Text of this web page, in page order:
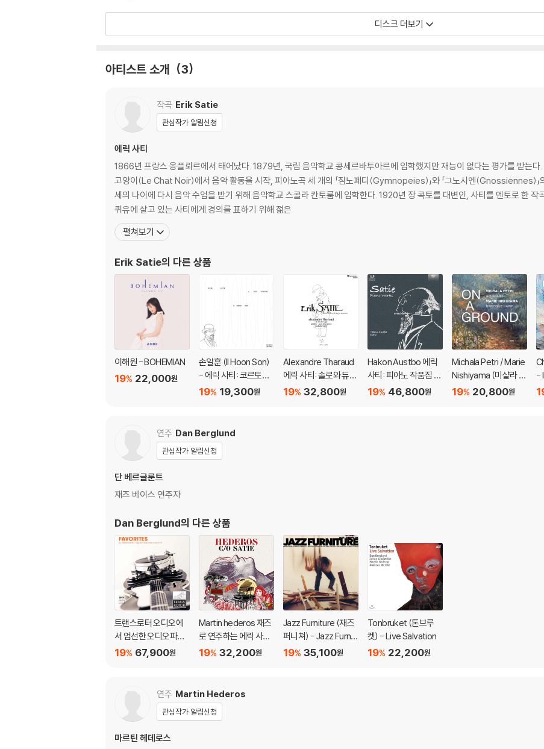
디스크 더보기
아티스트 소개 3
작곡 Erik Satie
관심작가 알림신청
에릭 사티
1866년 프랑스 옹플뢰르에서 태어났다. 1879년, 국립 음악학교 콩세르바투아르에 입학했지만 재능이 없다는 평가를 받는다
고양이(Le Chat Noir)에서 음악 활동을 시작, 피아노곡 세 개의 「짐노페디(Gymnopeies)」와 「그노시엔(Gnossiennes)
세의 나이에 다시 음악 수업을 받기 위해 음악학교 스콜라 칸토룸에 입학한다. 1920년 장 콕토를 대변인, 사티를 멘토로 한 작
퀴유에 살고 있는 사티에게 경의를 표하기 위해 젊은
펼쳐보기
Erik Satie의 다른 상품
이해원 - BOHEMIAN
22,000원
19%
손일훈 (Il Hoon Son)
- 에릭 사티: 코르토가
6번지 (Erik Satie: 6 R
19,300원
19%
Alexandre Tharaud
에릭 사티: 솔로와 듀오
(Erik Satie: Avant-D
32,800원
19%
Hakon Austbo 에릭
사티: 피아노 작품집 (S
atie: Piano Works)
46,800원
19%
Michala Petri / Marie
Nishiyama (미샬라 페
트리 / 니시야마 마리
20,800원
19%
-
연주 Dan Berglund
관심작가 알림신청
단 베르글룬트
재즈 베이스 연주자
Dan Berglund의 다른 상품
트랜스로터 오디오에
서 엄선한 오디오파일
모음집 (Favorites by
67,900원
19%
Martin hederos 재즈
로 연주하는 에릭 사티
모음집 (Hederos C/
32,200원
19%
Jazz Furniture (재즈
퍼니쳐) - Jazz Furnit
ure [2LP]35,100원
19%
Tonbruket (톤브루
켓) - Live Salvation
22,200원
19%
연주 Martin Hederos
관심작가 알림신청
마르틴 헤데로스